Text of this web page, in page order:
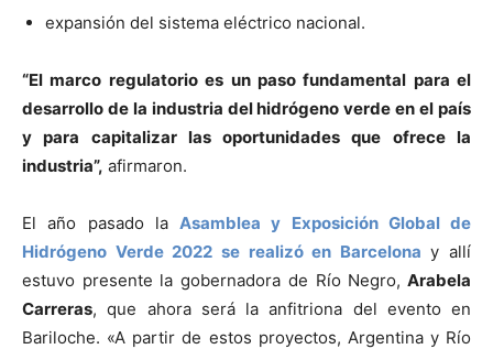
expansión del sistema eléctrico nacional.
“El marco regulatorio es un paso fundamental para el
desarrollo de la industria del hidrógeno verde en el país
y para capitalizar las oportunidades que ofrece la
industria”, afirmaron.
El año pasado la Asamblea y Exposición Global de
Hidrógeno Verde 2022 se realizó en Barcelona y allí
estuvo presente la gobernadora de Río Negro, Arabela
Carreras, que ahora será la anfitriona del evento en
Bariloche. «A partir de estos proyectos, Argentina y Río